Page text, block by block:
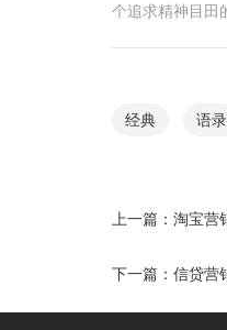
个追求精神目田
经典 语录
上一篇： 淘宝营
下一篇： 信贷营